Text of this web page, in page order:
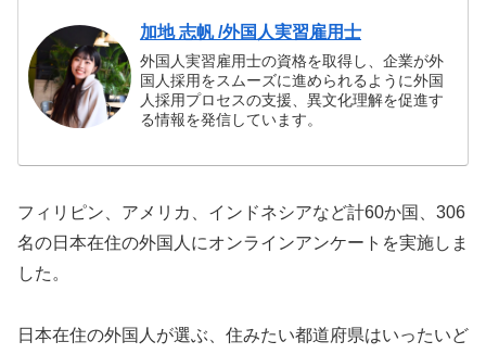
加地 志帆 /外国人実習雇用士
外国人実習雇用士の資格を取得し、企業が外
国人採用をスムーズに進められるように外国
人採用プロセスの支援、異文化理解を促進す
る情報を発信しています。
フィリピン、アメリカ、インドネシアなど計60か国、306
名の日本在住の外国人にオンラインアンケートを実施しま
した。
日本在住の外国人が選ぶ、住みたい都道府県はいったいど